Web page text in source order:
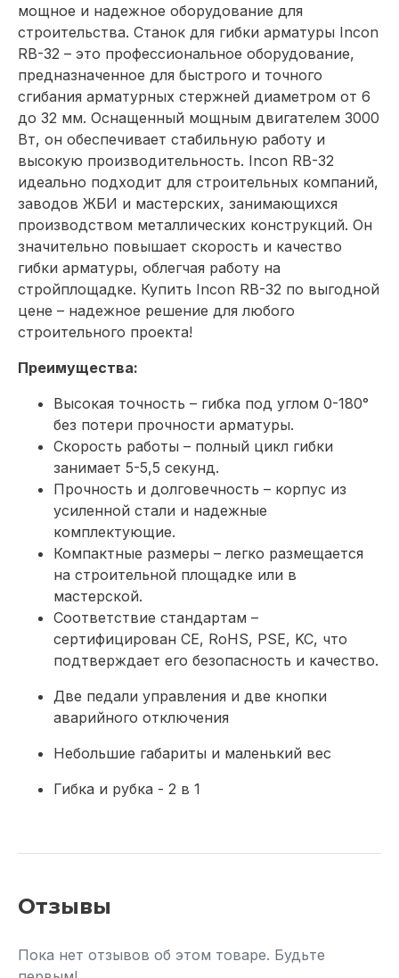
мощное и надежное оборудование для
строительства. Станок для гибки арматуры Incon
RB-32 – это профессиональное оборудование,
предназначенное для быстрого и точного
сгибания арматурных стержней диаметром от 6
до 32 мм. Оснащенный мощным двигателем 3000
Вт, он обеспечивает стабильную работу и
высокую производительность. Incon RB-32
идеально подходит для строительных компаний,
заводов ЖБИ и мастерских, занимающихся
производством металлических конструкций. Он
значительно повышает скорость и качество
гибки арматуры, облегчая работу на
стройплощадке. Купить Incon RB-32 по выгодной
цене – надежное решение для любого
строительного проекта!
Преимущества:
Высокая точность – гибка под углом 0-180°
без потери прочности арматуры.
Скорость работы – полный цикл гибки
занимает 5-5,5 секунд.
Прочность и долговечность – корпус из
усиленной стали и надежные
комплектующие.
Компактные размеры – легко размещается
на строительной площадке или в
мастерской.
Соответствие стандартам –
сертифицирован CE, RoHS, PSE, KC, что
подтверждает его безопасность и качество.
Две педали управления и две кнопки
аварийного отключения
Небольшие габариты и маленький вес
Гибка и рубка - 2 в 1
Отзывы
Пока нет отзывов об этом товаре. Будьте